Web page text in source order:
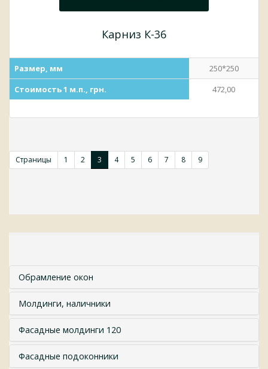
Карниз К-36
Размер, мм
250*250
Стоимость 1 м.п., грн.
472,00
Страницы 1 2 3 4 5 6 7 8 9
Обрамление окон
Молдинги, наличники
Фасадные молдинги 120
Фасадные подоконники